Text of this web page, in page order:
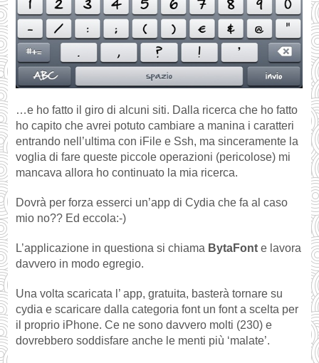
…e ho fatto il giro di alcuni siti. Dalla ricerca che ho fatto
ho capito che avrei potuto cambiare a manina i caratteri
entrando nell’ultima con iFile e Ssh, ma sinceramente la
voglia di fare queste piccole operazioni (pericolose) mi
mancava allora ho continuato la mia ricerca.
Dovrà per forza esserci un’app di Cydia che fa al caso
mio no?? Ed eccola:-)
L’applicazione in questiona si chiama BytaFont e lavora
davvero in modo egregio.
Una volta scaricata l’ app, gratuita, basterà tornare su
cydia e scaricare dalla categoria font un font a scelta per
il proprio iPhone. Ce ne sono davvero molti (230) e
dovrebbero soddisfare anche le menti più ‘malate’.